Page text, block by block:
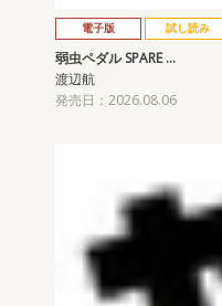
電子版 試し読み
弱虫ペダル SPARE …
渡辺航
発売日：2026.08.06